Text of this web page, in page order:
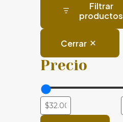
Piedras Roladas
Filtrar
productos
Cerrar
Precio